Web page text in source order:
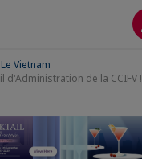
Le Vietnam
d'Administration de la CCIFV !